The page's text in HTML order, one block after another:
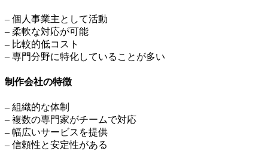
– 個人事業主として活動
– 柔軟な対応が可能
– 比較的低コスト
– 専門分野に特化していることが多い
制作会社の特徴
– 組織的な体制
– 複数の専門家がチームで対応
– 幅広いサービスを提供
– 信頼性と安定性がある